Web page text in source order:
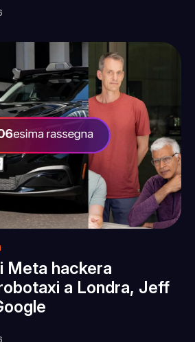
Meta hackera
a Londra, Jeff